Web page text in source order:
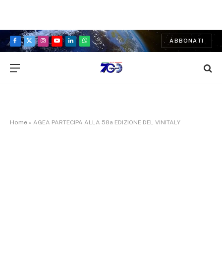
Facebook
X
Instagram
YouTubeLinkedInWhatsApp
ABBONATI
Home » AGEA PARTECIPA ALLA 58a EDIZIONE DEL VINITALY